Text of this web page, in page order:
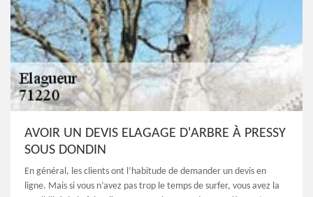
AVOIR UN DEVIS ELAGAGE D'ARBRE À PRESSY
SOUS DONDIN
En général, les clients ont l’habitude de demander un devis en
ligne. Mais si vous n’avez pas trop le temps de surfer, vous avez la